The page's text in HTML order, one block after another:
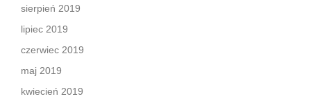
sierpień 2019
lipiec 2019
czerwiec 2019
maj 2019
kwiecień 2019